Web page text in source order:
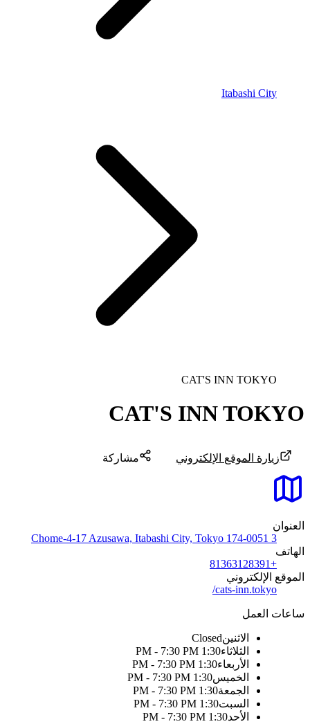
Itabashi City
CAT'S INN TOKYO
CAT'S INN TOKYO
زيارة الموقع الإلكتروني مشاركة
العنوان
3 Chome-4-17 Azusawa, Itabashi City, Tokyo 174-0051
الهاتف
+81363128391
الموقع الإلكتروني
cats-inn.tokyo/
ساعات العمل
الاثنينClosed
الثلاثاء1:30 PM - 7:30 PM
الأربعاء1:30 PM - 7:30 PM
الخميس1:30 PM - 7:30 PM
الجمعة1:30 PM - 7:30 PM
السبت1:30 PM - 7:30 PM
الأحد1:30 PM - 7:30 PM